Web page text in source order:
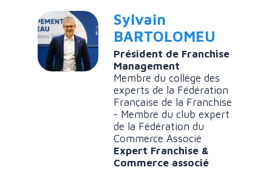
Sylvain
BARTOLOMEU
Président de Franchise
Management
Membre du collège des
experts de la Fédération
Française de la Franchise
- Membre du club expert
de la Fédération du
Commerce Associé
Expert Franchise &
Commerce associé